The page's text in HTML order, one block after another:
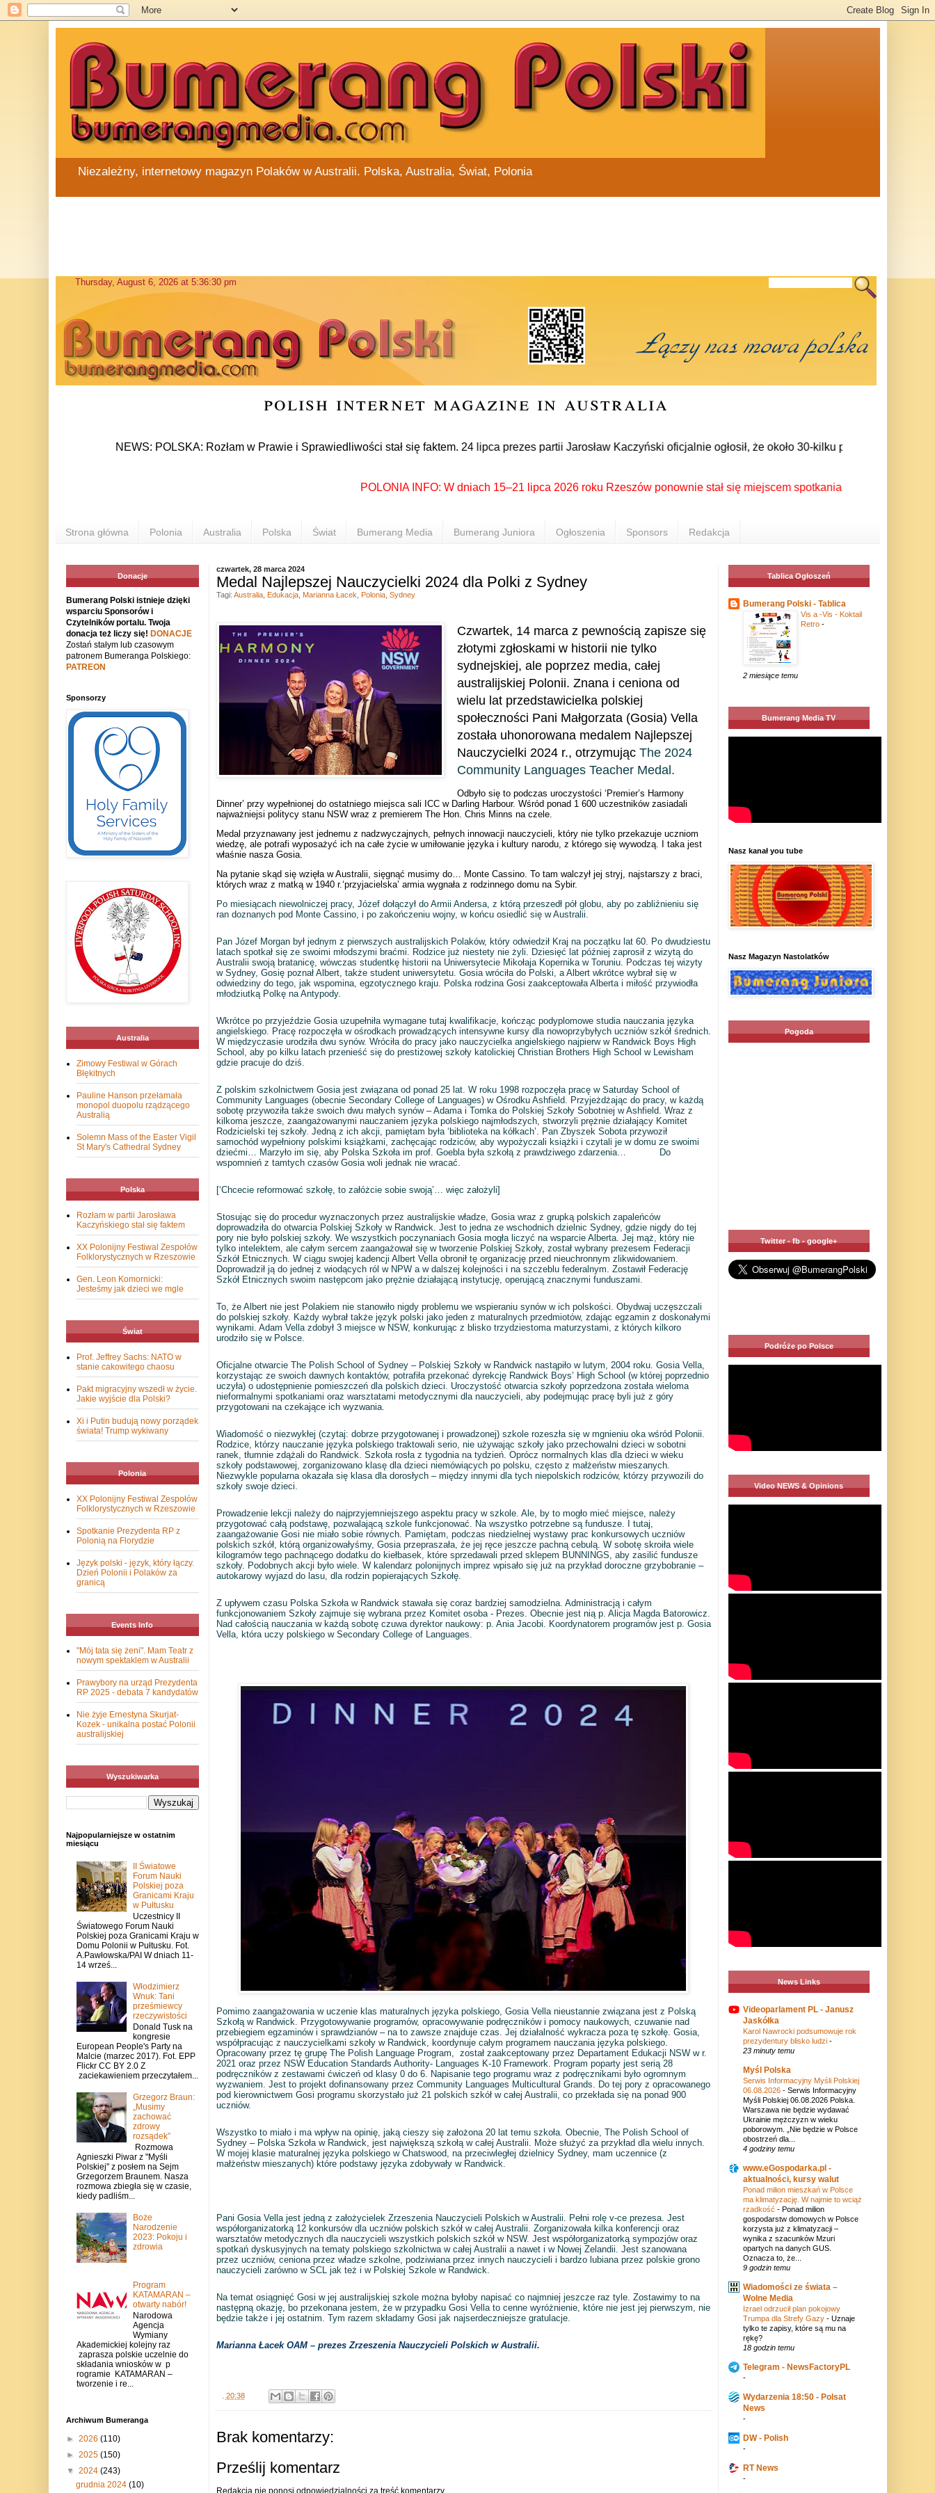
Niezależny, internetowy magazyn Polaków w Australii. Polska, Australia, Świat, Polonia
polish internet magazine in australia
NEWS: POLSKA: Rozłam w Prawie i Sprawiedliwości stał się faktem. 24 lipca prezes partii Jarosław Kaczyński oficjalnie ogłosił, że około 30-kilku posłów
POLONIA INFO: W dniach 15–21 lipca 2026 roku Rzeszów ponownie stał się miejscem spotkania Polonii z całego
Strona główna Polonia Australia Polska Świat Bumerang Media Bumerang Juniora Ogłoszenia Sponsors Redakcja
czwartek, 28 marca 2024
Medal Najlepszej Nauczycielki 2024 dla Polki z Sydney
Czwartek, 14 marca z pewnością zapisze się
złotymi zgłoskami w historii nie tylko
sydnejskiej, ale poprzez media, całej
australijskiej Polonii. Znana i ceniona od
wielu lat przedstawicielka polskiej
społeczności Pani Małgorzata (Gosia) Vella
została uhonorowana medalem Najlepszej
Nauczycielki 2024 r., otrzymującThe 2024
Community Languages Teacher Medal.
Odbyło się to podczas uroczystości ‘Premier’s Harmony
Dinner’ przy wypełnionej do ostatniego miejsca sali ICC w Darling Harbour. Wśród ponad 1 600 uczestników zasiadali
najważniejsi politycy stanu NSW wraz z premierem The Hon. Chris Minns na czele.
Medal przyznawany jest jednemu z nadzwyczajnych, pełnych innowacji nauczycieli, który nie tylko przekazuje uczniom
wiedzę, ale potrafi wyposażyć ich na całe życie w umiłowanie języka i kultury narodu, z którego się wywodzą. I taka jest
właśnie nasza Gosia.
Na pytanie skąd się wzięła w Australii, sięgnąć musimy do… Monte Cassino. To tam walczył jej stryj, najstarszy z braci,
których wraz z matką w 1940 r.‘przyjacielska’ armia wygnała z rodzinnego domu na Sybir.
Po miesiącach niewolniczej pracy, Józef dołączył do Armii Andersa, z którą przeszedł pół globu, aby po zabliźnieniu się
ran doznanych pod Monte Cassino, i po zakończeniu wojny, w końcu osiedlić się w Australii.
Pan Józef Morgan był jednym z pierwszych australijskich Polaków, który odwiedził Kraj na początku lat 60. Po dwudziestu
latach spotkał się ze swoimi młodszymi braćmi. Rodzice już niestety nie żyli. Dziesięć lat później zaprosił z wizytą do
Australii swoją bratanicę, wówczas studentkę historii na Uniwersytecie Mikołaja Kopernika w Toruniu. Podczas tej wizyty
w Sydney, Gosię poznał Albert, także student uniwersytetu. Gosia wróciła do Polski, a Albert wkrótce wybrał się w
odwiedziny do tego, jak wspomina, egzotycznego kraju. Polska rodzina Gosi zaakceptowała Alberta i miłość przywiodła
młodziutką Polkę na Antypody.
Wkrótce po przyjeździe Gosia uzupełniła wymagane tutaj kwalifikacje, kończąc podyplomowe studia nauczania języka
angielskiego. Pracę rozpoczęła w ośrodkach prowadzących intensywne kursy dla nowoprzybyłych uczniów szkół średnich.
W międzyczasie urodziła dwu synów. Wróciła do pracy jako nauczycielka angielskiego najpierw w Randwick Boys High
School, aby po kilku latach przenieść się do prestiżowej szkoły katolickiej Christian Brothers High School w Lewisham
gdzie pracuje do dziś.
Z polskim szkolnictwem Gosia jest związana od ponad 25 lat. W roku 1998 rozpoczęła pracę w Saturday School of
Community Languages (obecnie Secondary College of Languages) w Ośrodku Ashfield. Przyjeżdżając do pracy, w każdą
sobotę przywoziła także swoich dwu małych synów – Adama i Tomka do Polskiej Szkoły Sobotniej w Ashfield. Wraz z
kilkoma jeszcze, zaangażowanymi nauczaniem języka polskiego najmłodszych, stworzyli prężnie działający Komitet
Rodzicielski tej szkoły. Jedną z ich akcji, pamiętam była ‘biblioteka na kółkach’. Pan Zbyszek Sobota przywoził
samochód wypełniony polskimi książkami, zachęcając rodziców, aby wypożyczali książki i czytali je w domu ze swoimi
dziećmi… Marzyło im się, aby Polska Szkoła im prof. Goebla była szkołą z prawdziwego zdarzenia…
Do
wspomnień z tamtych czasów Gosia woli jednak nie wracać.
[‘Chcecie reformować szkołę, to załóżcie sobie swoją’… więc założyli]
Stosując się do procedur wyznaczonych przez australijskie władze, Gosia wraz z grupką polskich zapaleńców
doprowadziła do otwarcia Polskiej Szkoły w Randwick. Jest to jedna ze wschodnich dzielnic Sydney, gdzie nigdy do tej
pory nie było polskiej szkoły. We wszystkich poczynaniach Gosia mogła liczyć na wsparcie Alberta. Jej mąż, który nie
tylko intelektem, ale całym sercem zaangażował się w tworzenie Polskiej Szkoły, został wybrany prezesem Federacji
Szkół Etnicznych. W ciągu swojej kadencji Albert Vella obronił tę organizację przed nieuchronnym zlikwidowaniem.
Doprowadził ją do jednej z wiodących ról w NPW a w dalszej kolejności i na szczeblu federalnym. Zostawił Federację
Szkół Etnicznych swoim następcom jako prężnie działającą instytucję, operującą znacznymi funduszami.
To, że Albert nie jest Polakiem nie stanowiło nigdy problemu we wspieraniu synów w ich polskości. Obydwaj uczęszczali
do polskiej szkoły. Każdy wybrał także język polski jako jeden z maturalnych przedmiotów, zdając egzamin z doskonałymi
wynikami. Adam Vella zdobył 3 miejsce w NSW, konkurując z blisko trzydziestoma maturzystami, z których kilkoro
urodziło się w Polsce.
Oficjalne otwarcie The Polish School of Sydney – Polskiej Szkoły w Randwick nastąpiło w lutym, 2004 roku. Gosia Vella,
korzystając ze swoich dawnych kontaktów, potrafiła przekonać dyrekcję Randwick Boys’ High School (w której poprzednio
uczyła) o udostępnienie pomieszczeń dla polskich dzieci. Uroczystość otwarcia szkoły poprzedzona została wieloma
nieformalnymi spotkaniami oraz warsztatami metodycznymi dla nauczycieli, aby podejmując pracę byli już z góry
przygotowani na czekające ich wyzwania.
Wiadomość o niezwykłej (czytaj: dobrze przygotowanej i prowadzonej) szkole rozeszła się w mgnieniu oka wśród Polonii.
Rodzice, którzy nauczanie języka polskiego traktowali serio, nie używając szkoły jako przechowalni dzieci w sobotni
ranek, tłumnie zdążali do Randwick. Szkoła rosła z tygodnia na tydzień. Oprócz normalnych klas dla dzieci w wieku
szkoły podstawowej, zorganizowano klasę dla dzieci niemówiących po polsku, często z małżeństw mieszanych.
Niezwykle popularna okazała się klasa dla dorosłych – między innymi dla tych niepolskich rodziców, którzy przywozili do
szkoły swoje dzieci.
Prowadzenie lekcji należy do najprzyjemniejszego aspektu pracy w szkole. Ale, by to mogło mieć miejsce, należy
przygotować całą podstawę, pozwalającą szkole funkcjonować. Na wszystko potrzebne są fundusze. I tutaj,
zaangażowanie Gosi nie miało sobie równych. Pamiętam, podczas niedzielnej wystawy prac konkursowych uczniów
polskich szkół, którą organizowałyśmy, Gosia przepraszała, że jej ręce jeszcze pachną cebulą. W sobotę skroiła wiele
kilogramów tego pachnącego dodatku do kiełbasek, które sprzedawali przed sklepem BUNNINGS, aby zasilić fundusze
szkoły. Podobnych akcji było wiele. W kalendarz polonijnych imprez wpisało się już na przykład doroczne grzybobranie –
autokarowy wyjazd do lasu, dla rodzin popierających Szkołę.
Z upływem czasu Polska Szkoła w Randwick stawała się coraz bardziej samodzielna. Administracją i całym
funkcjonowaniem Szkoły zajmuje się wybrana przez Komitet osoba - Prezes. Obecnie jest nią p. Alicja Magda Batorowicz.
Nad całością nauczania w każdą sobotę czuwa dyrektor naukowy: p. Ania Jacobi. Koordynatorem programów jest p. Gosia
Vella, która uczy polskiego w Secondary College of Languages.
Pomimo zaangażowania w uczenie klas maturalnych języka polskiego, Gosia Vella nieustannie związana jest z Polską
Szkołą w Randwick. Przygotowywanie programów, opracowywanie podręczników i pomocy naukowych, czuwanie nad
przebiegiem egzaminów i sprawdzianów – na to zawsze znajduje czas. Jej działalność wykracza poza tę szkołę. Gosia,
współpracując z nauczycielkami szkoły w Randwick, koordynuje całym programem nauczania języka polskiego.
Opracowany przez tę grupę The Polish Language Program, został zaakceptowany przez Departament Edukacji NSW w r.
2021 oraz przez NSW Education Standards Authority- Languages K-10 Framework. Program poparty jest serią 28
podręczników z zestawami ćwiczeń od klasy 0 do 6. Napisanie tego programu wraz z podręcznikami było ogromnym
wyzwaniem. Jest to projekt dofinansowany przez Community Languages Multicultural Grands. Do tej pory z opracowanego
pod kierownictwem Gosi programu skorzystało już 21 polskich szkół w całej Australii, co przekłada się na ponad 900
uczniów.
Wszystko to miało i ma wpływ na opinię, jaką cieszy się założona 20 lat temu szkoła. Obecnie, The Polish School of
Sydney – Polska Szkoła w Randwick, jest największą szkołą w całej Australii. Może służyć za przykład dla wielu innych.
W mojej klasie maturalnej języka polskiego w Chatswood, na przeciwległej dzielnicy Sydney, mam uczennice (z
małżeństw mieszanych) które podstawy języka zdobywały w Randwick.
Pani Gosia Vella jest jedną z założycielek Zrzeszenia Nauczycieli Polskich w Australii. Pełni rolę v-ce prezesa. Jest
współorganizatorką 12 konkursów dla uczniów polskich szkół w całej Australii. Zorganizowała kilka konferencji oraz
warsztatów metodycznych dla nauczycieli wszystkich polskich szkół w NSW. Jest współorganizatorką sympozjów oraz
spotkań dyskusyjnych na tematy polskiego szkolnictwa w całej Australii a nawet i w Nowej Zelandii. Jest szanowana
przez uczniów, ceniona przez władze szkolne, podziwiana przez innych nauczycieli i bardzo lubiana przez polskie grono
nauczycieli zarówno w SCL jak też i w Polskiej Szkole w Randwick.
Na temat osiągnięć Gosi w jej australijskiej szkole można byłoby napisać co najmniej jeszcze raz tyle. Zostawimy to na
następną okazję, bo przekonana jestem, że w przypadku Gosi Vella to cenne wyróżnienie, które nie jest jej pierwszym, nie
będzie także i jej ostatnim. Tym razem składamy Gosi jak najserdeczniejsze gratulacje.
Marianna Łacek OAM – prezes Zrzeszenia Nauczycieli Polskich w Australii.
20:38
Tagi: Australia, Edukacja, Marianna Łacek Polonia, Sydney
Brak komentarzy:
Prześlij komentarz
Redakcja nie ponosi odpowiedzialności za treść komentarzy
Donacje
Bumerang Polski istnieje dzięki
wsparciu Sponsorów i
Czytelników portalu. Twoja
donacja też liczy się! DONACJE
Zostań stałym lub czasowym
patronem Bumeranga Polskiego:
PATREON
Sponsorzy
Australia
Zimowy Festiwal w Górach
Błękitnych
Pauline Hanson przełamała
monopol duopolu rządzącego
Australią
Solemn Mass of the Easter Vigil
St Mary's Cathedral Sydney
Polska
Rozłam w partii Jarosława
Kaczyńskiego stał się faktem
XX Polonijny Festiwal Zespołów
Folklorystycznych w Rzeszowie
Gen. Leon Komornicki:
Jesteśmy jak dzieci we mgle
Świat
Prof. Jeffrey Sachs: NATO w
stanie cakowitego chaosu
Pakt migracyjny wszedł w życie.
Jakie wyjście dla Polski?
Xi i Putin budują nowy porządek
świata! Trump wykiwany
Polonia
XX Polonijny Festiwal Zespołów
Folklorystycznych w Rzeszowie
Spotkanie Prezydenta RP z
Polonią na Florydzie
Język polski - język, który łączy.
Dzień Polonii i Polaków za
granicą
Events Info
"Mój tata się żeni". Mam Teatr z
nowym spektaklem w Australii
Prawybory na urząd Prezydenta
RP 2025 - debata 7 kandydatów
Nie żyje Ernestyna Skurjat-
Kozek - unikalna postać Polonii
australijskiej
Wyszukiwarka
Najpopularniejsze w ostatnim
miesiącu
II Światowe
Forum Nauki
Polskiej poza
Granicami Kraju
w Pułtusku
Uczestnicy II
Światowego Forum Nauki
Polskiej poza Granicami Kraju w
Domu Polonii w Pułtusku. Fot.
A.Pawłowska/PAI W dniach 11-
14 wrześ...
Włodzimierz
Wnuk: Tani
prześmiewcy
rzeczywistości
Donald Tusk na
kongresie
European People's Party na
Malcie (marzec 2017). Fot. EPP
Flickr CC BY 2.0 Z
zaciekawieniem przeczytałem...
Grzegorz Braun:
„Musimy
zachować
zdrowy
rozsądek”
Rozmowa
Agnieszki Piwar z "Myśli
Polskiej" z posłem na Sejm
Grzegorzem Braunem. Nasza
rozmowa zbiegła się w czasie,
kiedy padliśm...
Boże
Narodzenie
2023: Pokoju i
zdrowia
Program
KATAMARAN –
otwarty nabór!
Narodowa
Agencja
Wymiany
Akademickiej kolejny raz
zaprasza polskie uczelnie do
składania wniosków w p
rogramie KATAMARAN –
tworzenie i re...
Archiwum Bumeranga
► 2026 (110)
► 2025 (150)
▼ 2024 (243)
grudnia 2024 (10)
Tablica Ogłoszeń
Bumerang Polski - Tablica
Vis a -Vis - Koktail
Retro -
2 miesiące temu
Bumerang Media TV
Nasz kanał you tube
Nasz Magazyn Nastolatków
Pogoda
Twitter - fb - google+
Podróże po Polsce
Video NEWS & Opinions
News Links
Videoparlament PL - Janusz
Jaskółka
Karol Nawrocki podsumowuje rok
prezydentury blisko ludzi -
23 minuty temu
Myśl Polska
Serwis Informacyjny Myśli Polskiej
06.08.2026 - Serwis Informacyjny
Myśli Polskiej 06.08.2026 Polska.
Warszawa nie będzie wydawać
Ukrainie mężczyzn w wieku
poborowym. „Nie będzie w Polsce
obostrzeń dla...
4 godziny temu
www.eGospodarka.pl -
aktualności, kursy walut
Ponad milion mieszkań w Polsce
ma klimatyzację. W najmie to wciąż
rzadkość - Ponad milion
gospodarstw domowych w Polsce
korzysta już z klimatyzacji –
wynika z szacunków Mzuri
opartych na danych GUS.
Oznacza to, że...
9 godzin temu
Wiadomości ze świata –
Wolne Media
Izrael odrzucił plan pokojowy
Trumpa dla Strefy Gazy - Uznaje
tylko te zapisy, które są mu na
rękę?
18 godzin temu
Telegram - NewsFactoryPL
-
Wydarzenia 18:50 - Polsat
News
-
DW - Polish
-
RT News
-